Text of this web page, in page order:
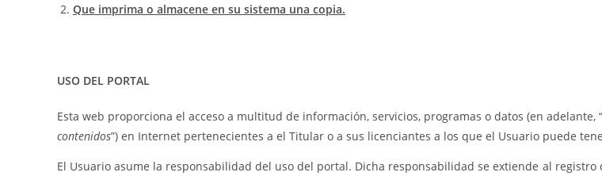
Que imprima o almacene en su sistema una copia.
USO DEL PORTAL
Esta web proporciona el acceso a multitud de información, servicios, programas o datos (en adelante, “
contenidos”) en Internet pertenecientes a el Titular o a sus licenciantes a los que el Usuario puede
El Usuario asume la responsabilidad del uso del portal. Dicha responsabilidad se extiende al